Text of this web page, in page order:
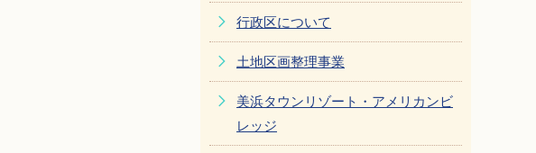
行政区について
土地区画整理事業
美浜タウンリゾート・アメリカンビ
レッジ